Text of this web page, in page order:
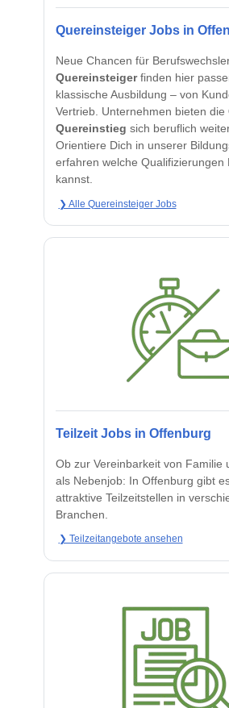
Quereinsteiger Jobs in
Neue Chancen für
Quereinsteigerfinden hier
klassische Ausbildung – von
Vertrieb. Unternehmen bieten die
Quereinstieg sich beruflich
Orientiere Dich in unserer
erfahren welche Qualifizierungen
kannst.
❯ Alle Quereinsteiger Jobs
Teilzeit Jobs in Offenburg
Ob zur Vereinbarkeit von Familie
als Nebenjob: In Offenburg gibt
attraktive Teilzeitstellen in
Branchen.
❯ Teilzeitangebote ansehen